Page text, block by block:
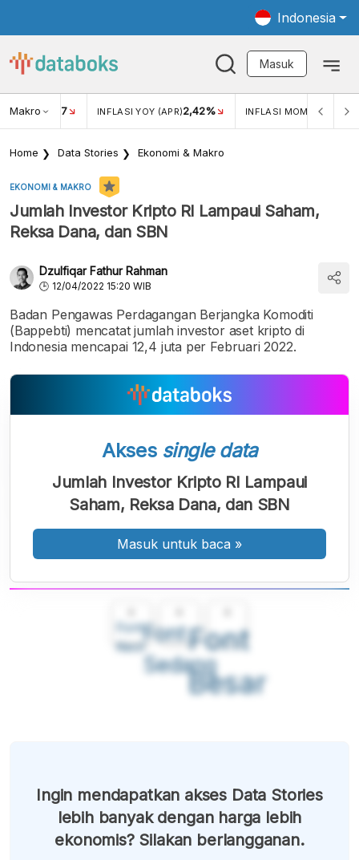
Indonesia
Masuk
Makro
USD/IDR 17 INFLASI YOY (APR)2,42% INFLASI MOM (MAR)
Home Data Stories Ekonomi & Makro
EKONOMI & MAKRO
Jumlah Investor Kripto RI Lampaui Saham,
Reksa Dana, dan SBN
Dzulfiqar Fathur Rahman
12/04/2022 15:20 WIB
Badan Pengawas Perdagangan Berjangka Komoditi
(Bappebti) mencatat jumlah investor aset kripto di
Indonesia mencapai 12,4 juta per Februari 2022.
Font
Kecil
Font
Sedang
Font
Besar
Akses single data
Jumlah Investor Kripto RI Lampaui
Saham, Reksa Dana, dan SBN
Masuk untuk baca »
Ingin mendapatkan akses Data Stories
lebih banyak dengan harga lebih
ekonomis? Silakan berlangganan.